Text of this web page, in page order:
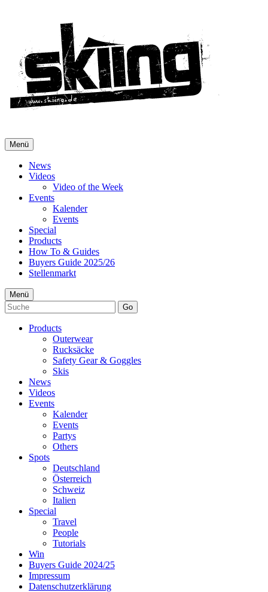
Menü
News
Videos
Video of the Week
Events
Kalender
Events
Special
Products
How To & Guides
Buyers Guide 2025/26
Stellenmarkt
Menü
Go
Products
Outerwear
Rucksäcke
Safety Gear & Goggles
Skis
News
Videos
Events
Kalender
Events
Partys
Others
Spots
Deutschland
Österreich
Schweiz
Italien
Special
Travel
People
Tutorials
Win
Buyers Guide 2024/25
Impressum
Datenschutzerklärung